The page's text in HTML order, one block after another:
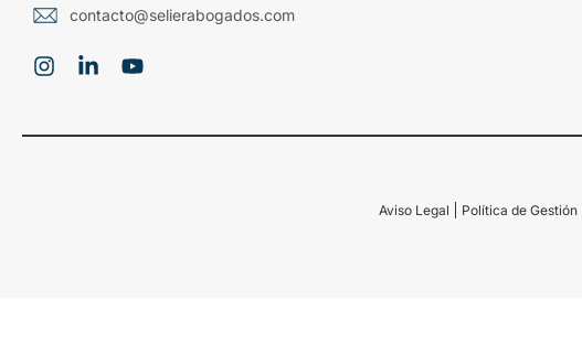
contacto@selierabogados.com
Aviso Legal Política de Gestión